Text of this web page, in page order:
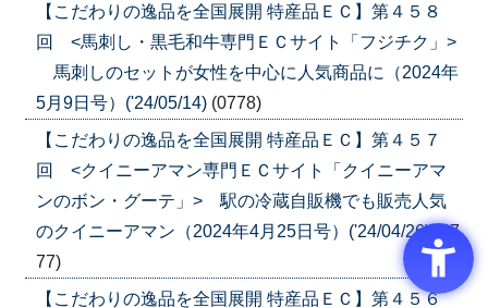
【こだわりの逸品を全国展開 特産品ＥＣ】第４５８
回 <馬刺し・黒毛和牛専門ＥＣサイト「フジチク」>
馬刺しのセットが女性を中心に人気商品に（2024年
5月9日号）('24/05/14) (0778)
【こだわりの逸品を全国展開 特産品ＥＣ】第４５７
回 <クイニーアマン専門ＥＣサイト「クイニーアマ
ンのボン・グーテ」> 駅の冷蔵自販機でも販売人気
のクイニーアマン（2024年4月25日号）('24/04/26)
(07
77)
【こだわりの逸品を全国展開 特産品ＥＣ】第４５６